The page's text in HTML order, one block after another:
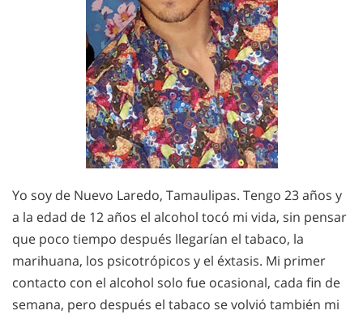
Yo soy de Nuevo Laredo, Tamaulipas. Tengo 23 años y
a la edad de 12 años el alcohol tocó mi vida, sin pensar
que poco tiempo después llegarían el tabaco, la
marihuana, los psicotrópicos y el éxtasis. Mi primer
contacto con el alcohol solo fue ocasional, cada fin de
semana, pero después el tabaco se volvió también mi